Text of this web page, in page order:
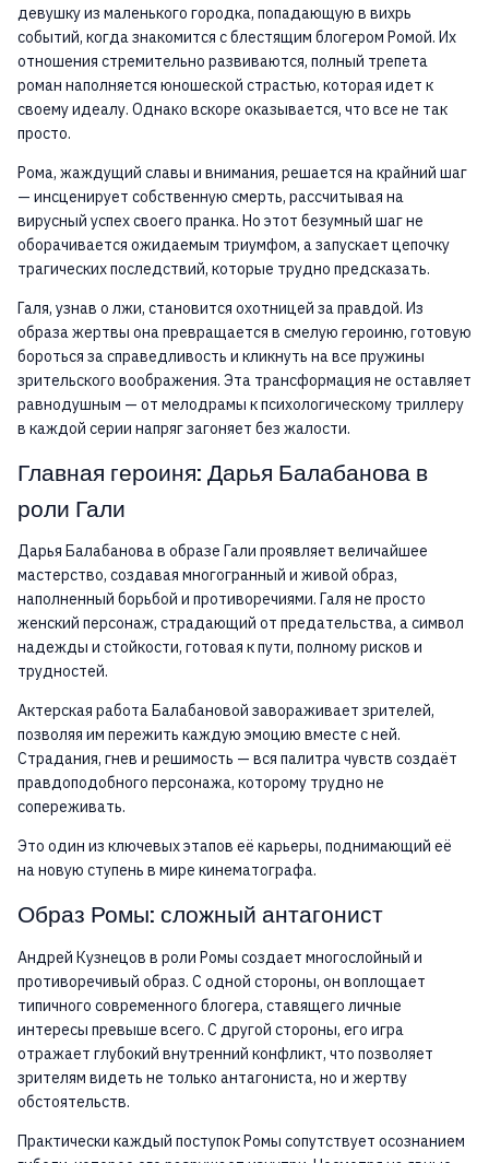
девушку из маленького городка, попадающую в вихрь
событий, когда знакомится с блестящим блогером Ромой. Их
отношения стремительно развиваются, полный трепета
роман наполняется юношеской страстью, которая идет к
своему идеалу. Однако вскоре оказывается, что все не так
просто.
Рома, жаждущий славы и внимания, решается на крайний шаг
— инсценирует собственную смерть, рассчитывая на
вирусный успех своего пранка. Но этот безумный шаг не
оборачивается ожидаемым триумфом, а запускает цепочку
трагических последствий, которые трудно предсказать.
Галя, узнав о лжи, становится охотницей за правдой. Из
образа жертвы она превращается в смелую героиню, готовую
бороться за справедливость и кликнуть на все пружины
зрительского воображения. Эта трансформация не оставляет
равнодушным — от мелодрамы к психологическому триллеру
в каждой серии напряг загоняет без жалости.
Главная героиня: Дарья Балабанова в
роли Гали
Дарья Балабанова в образе Гали проявляет величайшее
мастерство, создавая многогранный и живой образ,
наполненный борьбой и противоречиями. Галя не просто
женский персонаж, страдающий от предательства, а символ
надежды и стойкости, готовая к пути, полному рисков и
трудностей.
Актерская работа Балабановой завораживает зрителей,
позволяя им пережить каждую эмоцию вместе с ней.
Страдания, гнев и решимость — вся палитра чувств создаёт
правдоподобного персонажа, которому трудно не
сопереживать.
Это один из ключевых этапов её карьеры, поднимающий её
на новую ступень в мире кинематографа.
Образ Ромы: сложный антагонист
Андрей Кузнецов в роли Ромы создает многослойный и
противоречивый образ. С одной стороны, он воплощает
типичного современного блогера, ставящего личные
интересы превыше всего. С другой стороны, его игра
отражает глубокий внутренний конфликт, что позволяет
зрителям видеть не только антагониста, но и жертву
обстоятельств.
Практически каждый поступок Ромы сопутствует осознанием